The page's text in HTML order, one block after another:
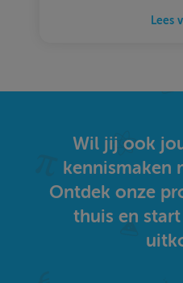
Lees
Wil jij ook
kennismaken
Ontdek onze
thuis en